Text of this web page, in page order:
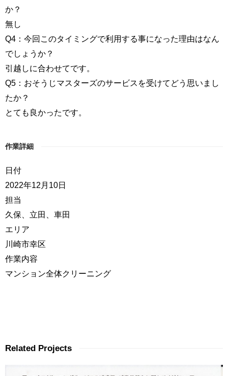
か？
無し
Q4：今回このタイミングで利用する事になった理由はなん
でしょうか？
引越しに合わせてです。
Q5：おそうじマスターズのサービスを受けてどう思いまし
たか？
とても良かったです。
作業詳細
日付
2022年12月10日
担当
久保、立田、車田
エリア
川崎市幸区
作業内容
マンション全体クリーニング
Related Projects